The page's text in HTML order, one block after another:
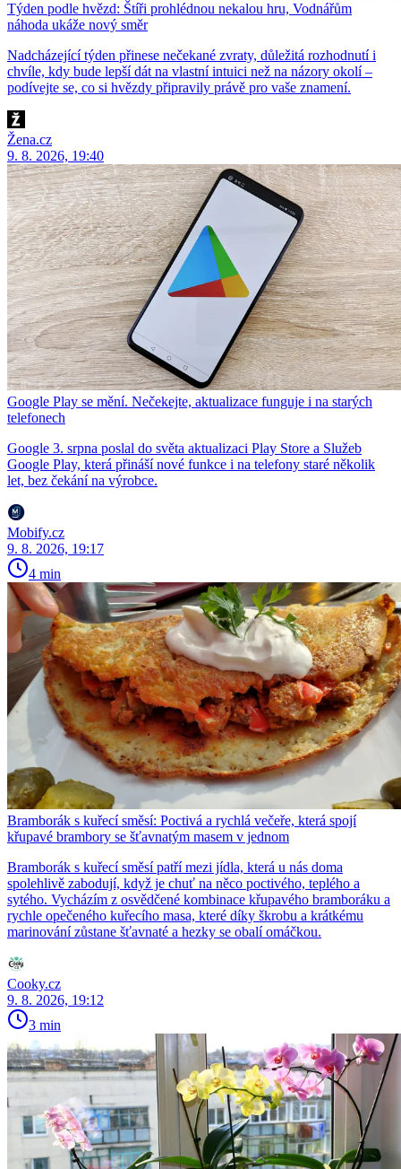
Týden podle hvězd: Štíři prohlédnou nekalou hru, Vodnářům
náhoda ukáže nový směr
Nadcházející týden přinese nečekané zvraty, důležitá rozhodnutí i
chvíle, kdy bude lepší dát na vlastní intuici než na názory okolí –
podívejte se, co si hvězdy připravily právě pro vaše znamení.
Žena.cz
9. 8. 2026, 19:40
Google Play se mění. Nečekejte, aktualizace funguje i na starých
telefonech
Google 3. srpna poslal do světa aktualizaci Play Store a Služeb
Google Play, která přináší nové funkce i na telefony staré několik
let, bez čekání na výrobce.
Mobify.cz
9. 8. 2026, 19:17
4 min
Bramborák s kuřecí směsí: Poctivá a rychlá večeře, která spojí
křupavé brambory se šťavnatým masem v jednom
Bramborák s kuřecí směsí patří mezi jídla, která u nás doma
spolehlivě zabodují, když je chuť na něco poctivého, teplého a
sytého. Vycházím z osvědčené kombinace křupavého bramboráku a
rychle opečeného kuřecího masa, které díky škrobu a krátkému
marinování zůstane šťavnaté a hezky se obalí omáčkou.
Cooky.cz
9. 8. 2026, 19:12
3 min